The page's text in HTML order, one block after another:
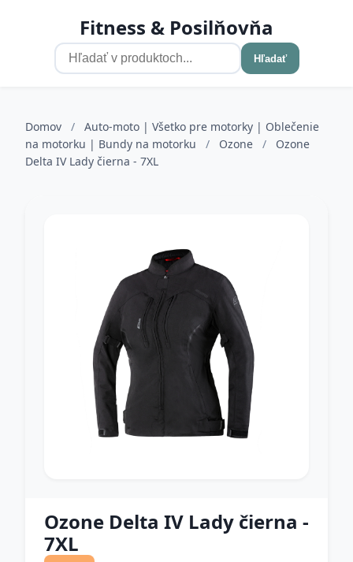
Fitness & Posilňovňa
Hľadať
Domov /
Auto-moto | Všetko pre motorky | Oblečenie
na motorku | Bundy na motorku
/ Ozone /
Ozone
Delta IV Lady čierna - 7XL
Ozone Delta IV Lady čierna -
7XL